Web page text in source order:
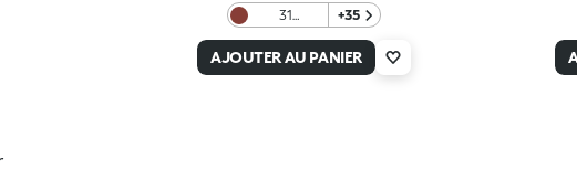
31
+35
AJOUTER AU PANIER